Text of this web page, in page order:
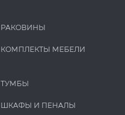
РАКОВИНЫ
КОМПЛЕКТЫ МЕБЕЛИ
ТУМБЫ
ШКАФЫ И ПЕНАЛЫ